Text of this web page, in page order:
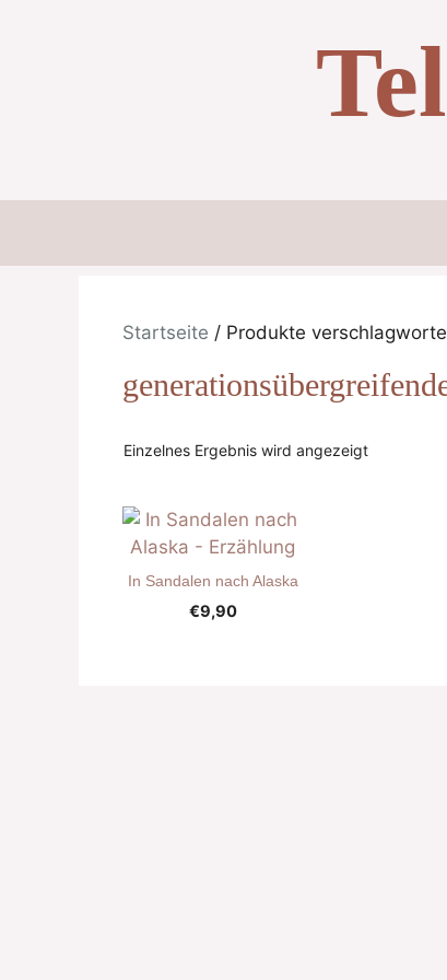
Startseite / Produkte
Einzelnes Ergebnis wird angezeigt
In Sandalen nach Alaska
€9,90